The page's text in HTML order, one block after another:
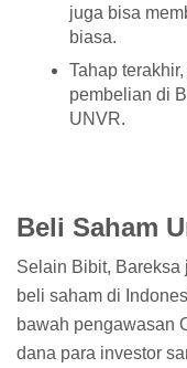
juga bisa
biasa.
Tahap
pembelian di
UNVR.
Beli Saham
Selain Bibit, Bareksa
beli saham di
bawah pengawasan
dana para investor